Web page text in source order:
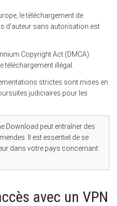
le téléchargement de
d’auteur sans autorisation est
Copyright Act (DMCA)
illégal.
strictes sont mises en
judiciaires pour les
Download peut entraîner des
Il est essentiel de se
dans votre pays concernant
avec un VPN